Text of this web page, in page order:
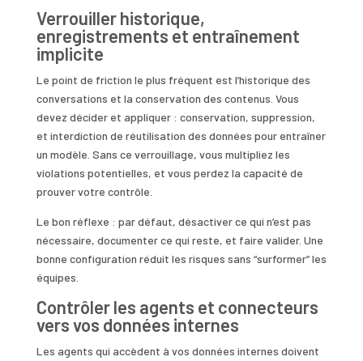
Verrouiller historique,
enregistrements et entraînement
implicite
Le point de friction le plus fréquent est l’historique des
conversations et la conservation des contenus. Vous
devez décider et appliquer : conservation, suppression,
et interdiction de réutilisation des données pour entraîner
un modèle. Sans ce verrouillage, vous multipliez les
violations potentielles, et vous perdez la capacité de
prouver votre contrôle.
Le bon réflexe : par défaut, désactiver ce qui n’est pas
nécessaire, documenter ce qui reste, et faire valider. Une
bonne configuration réduit les risques sans “surformer” les
équipes.
Contrôler les agents et connecteurs
vers vos données internes
Les agents qui accèdent à vos données internes doivent